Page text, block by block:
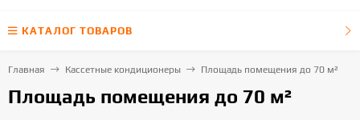
КАТАЛОГ ТОВАРОВ
Главная Кассетные кондиционеры Площадь помещения до 70 м²
Площадь помещения до 70 м²